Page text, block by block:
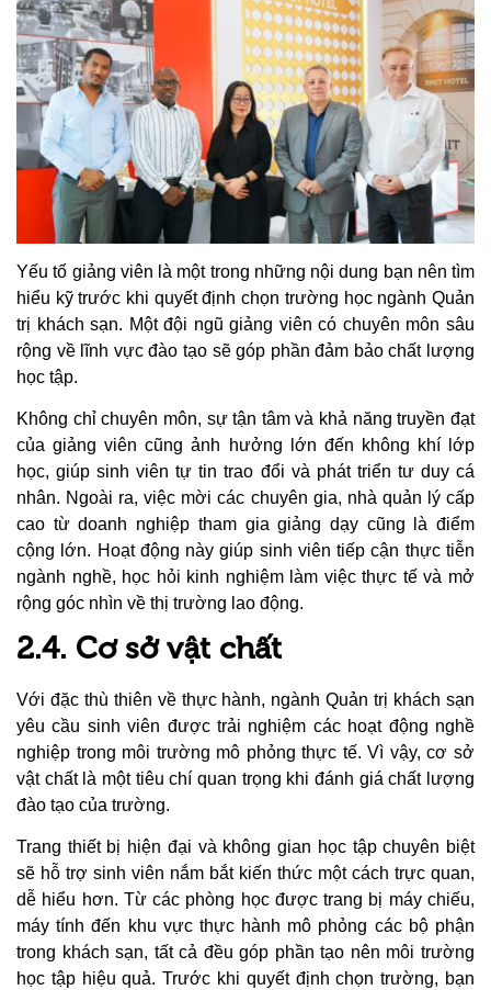
Yếu tố giảng viên là một trong những nội dung bạn nên tìm
hiểu kỹ trước khi quyết định chọn trường học ngành Quản
trị khách sạn. Một đội ngũ giảng viên có chuyên môn sâu
rộng về lĩnh vực đào tạo sẽ góp phần đảm bảo chất lượng
học tập.
Không chỉ chuyên môn, sự tận tâm và khả năng truyền đạt
của giảng viên cũng ảnh hưởng lớn đến không khí lớp
học, giúp sinh viên tự tin trao đổi và phát triển tư duy cá
nhân. Ngoài ra, việc mời các chuyên gia, nhà quản lý cấp
cao từ doanh nghiệp tham gia giảng dạy cũng là điểm
cộng lớn. Hoạt động này giúp sinh viên tiếp cận thực tiễn
ngành nghề, học hỏi kinh nghiệm làm việc thực tế và mở
rộng góc nhìn về thị trường lao động.
2.4. Cơ sở vật chất
Với đặc thù thiên về thực hành, ngành Quản trị khách sạn
yêu cầu sinh viên được trải nghiệm các hoạt động nghề
nghiệp trong môi trường mô phỏng thực tế. Vì vậy, cơ sở
vật chất là một tiêu chí quan trọng khi đánh giá chất lượng
đào tạo của trường.
Trang thiết bị hiện đại và không gian học tập chuyên biệt
sẽ hỗ trợ sinh viên nắm bắt kiến thức một cách trực quan,
dễ hiểu hơn. Từ các phòng học được trang bị máy chiếu,
máy tính đến khu vực thực hành mô phỏng các bộ phận
trong khách sạn, tất cả đều góp phần tạo nên môi trường
học tập hiệu quả. Trước khi quyết định chọn trường, bạn